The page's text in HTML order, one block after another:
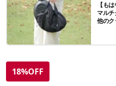
【も
マル
他のク
18%OFF